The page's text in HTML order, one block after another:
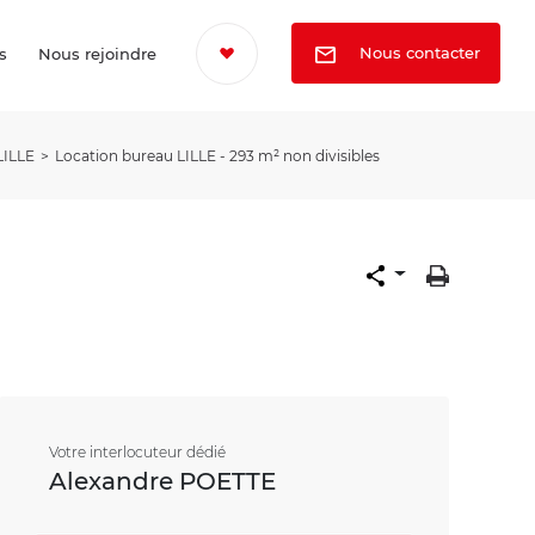
Nous rejoindre Nous contacter
Location bureau LILLE - 293 m² non divisibles
Votre interlocuteur dédié
Alexandre POETTE